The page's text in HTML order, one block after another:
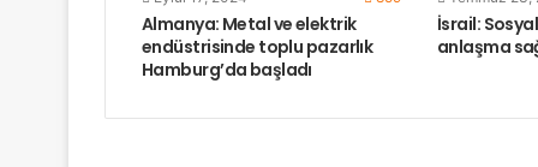
Almanya: Metal ve elektrik
endüstrisinde toplu pazarlık
Hamburg’da başladı
İsrail:
anlaşma